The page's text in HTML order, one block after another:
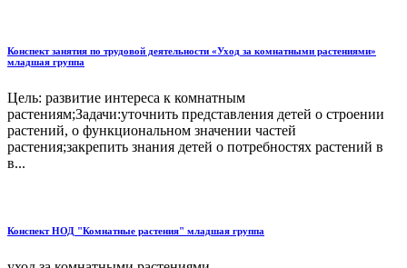
Конспект занятия по трудовой деятельности «Уход за комнатными растениями»
младшая группа
Цель: развитие интереса к комнатным
растениям;Задачи:уточнить представления детей о строении
растений, о функциональном значении частей
растения;закрепить знания детей о потребностях растений в
в...
Конспект НОД "Комнатные растения" младшая группа